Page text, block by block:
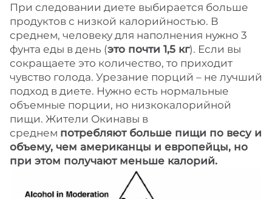
При следовании диете выбирается больше
продуктов с низкой калорийностью. В
среднем, человеку для наполнения нужно 3
фунта еды в день (это почти 1,5 кг). Если вы
сокращаете это количество, то приходит
чувство голода. Урезание порций – не лучший
подход в диете. Нужно есть нормальные
объемные порции, но низкокалорийной
пищи. Жители Окинавы в
среднем потребляют больше пищи по весу и
объему, чем американцы и европейцы, но
при этом получают меньше калорий.